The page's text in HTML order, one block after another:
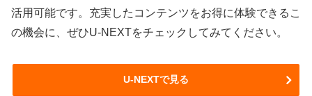
活用可能です。充実したコンテンツをお得に体験できるこ
の機会に、ぜひU-NEXTをチェックしてみてください。
U-NEXTで見る